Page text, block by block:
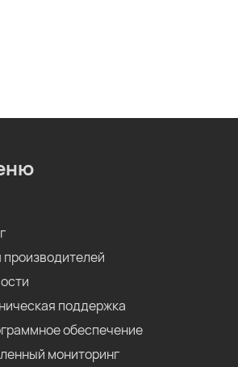
поддержка
обеспечение
мониторинг